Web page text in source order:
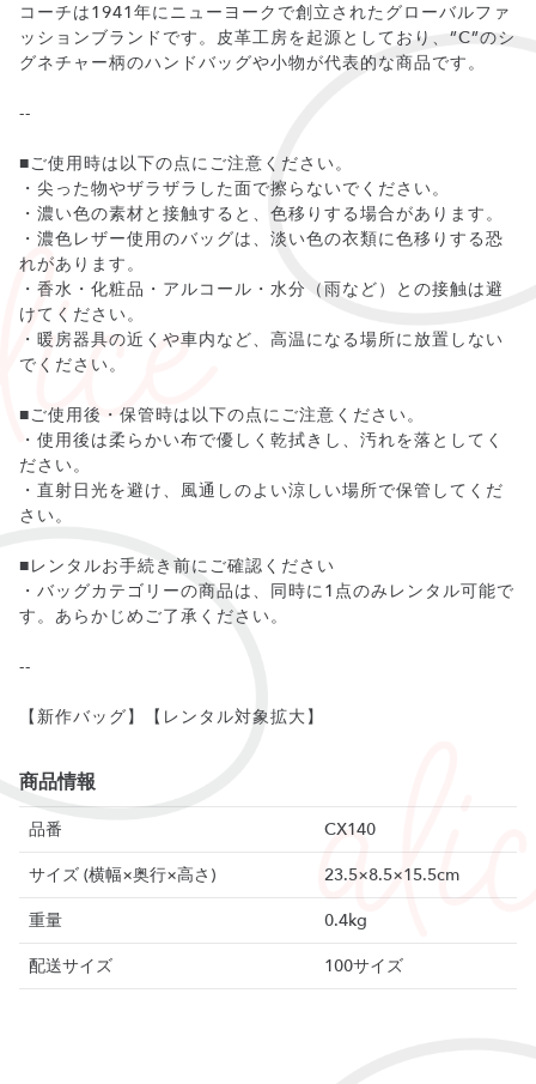
コーチは1941年にニューヨークで創立されたグローバルファ
ッションブランドです。皮革工房を起源としており、”C”のシ
グネチャー柄のハンドバッグや小物が代表的な商品です。
--
■ご使用時は以下の点にご注意ください。
・尖った物やザラザラした面で擦らないでください。
・濃い色の素材と接触すると、色移りする場合があります。
・濃色レザー使用のバッグは、淡い色の衣類に色移りする恐
れがあります。
・香水・化粧品・アルコール・水分（雨など）との接触は避
けてください。
・暖房器具の近くや車内など、高温になる場所に放置しない
でください。
■ご使用後・保管時は以下の点にご注意ください。
・使用後は柔らかい布で優しく乾拭きし、汚れを落としてく
ださい。
・直射日光を避け、風通しのよい涼しい場所で保管してくだ
さい。
■レンタルお手続き前にご確認ください
・バッグカテゴリーの商品は、同時に1点のみレンタル可能で
す。あらかじめご了承ください。
--
【新作バッグ】【レンタル対象拡大】
商品情報
品番
CX140
サイズ (横幅×奥行×高さ)
23.5×8.5×15.5cm
重量
0.4kg
配送サイズ
100サイズ